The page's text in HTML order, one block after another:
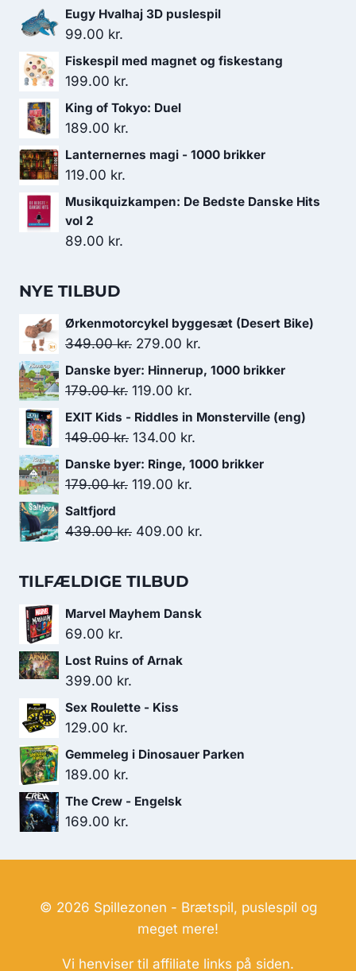
Eugy Hvalhaj 3D puslespil
99.00 kr.
Fiskespil med magnet og fiskestang
199.00 kr.
King of Tokyo: Duel
189.00 kr.
Lanternernes magi - 1000 brikker
119.00 kr.
Musikquizkampen: De Bedste Danske Hits
vol 2
89.00 kr.
NYE TILBUD
Ørkenmotorcykel byggesæt (Desert Bike)
349.00kr. Den
oprindelige
pris
349.00 kr..
279.00 kr.
aktuelle
Danske byer: Hinnerup, 1000 brikker
179.00kr. Den
oprindelige
pris
179.00 kr..
119.00 kr.
aktuelle
pris
EXIT Kids - Riddles in Monsterville (eng)
149.00kr. Den
oprindelige
pris
149.00 kr..
134.00 kr.
aktuelle
Danske byer: Ringe, 1000 brikker
179.00kr. Den
pris
119.00 kr.
pris
Saltfjord
439.00kr. Den
pris
439.00 kr..
409.00 kr.
TILFÆLDIGE TILBUD
Marvel Mayhem Dansk
69.00 kr.
Lost Ruins of Arnak
399.00 kr.
Sex Roulette - Kiss
129.00 kr.
Gemmeleg i Dinosauer Parken
189.00 kr.
The Crew - Engelsk
169.00 kr.
© 2026 Spillezonen - Brætspil, puslespil og
meget mere!
Vi henviser til affiliate links på siden.